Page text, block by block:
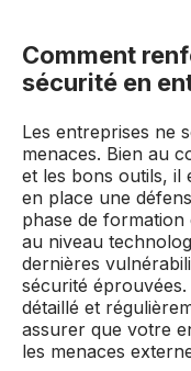
Comment
sécurité en
Les entreprises ne
menaces. Bien au
et les bons outils, il
en place une
phase de formation
au niveau
dernières
sécurité
détaillé et
assurer que votre
les menaces